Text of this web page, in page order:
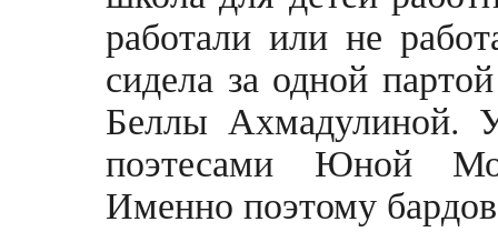
работали или не
сидела за одной
Беллы Ахмадулиной.
поэтесами Юной
Именно поэтому